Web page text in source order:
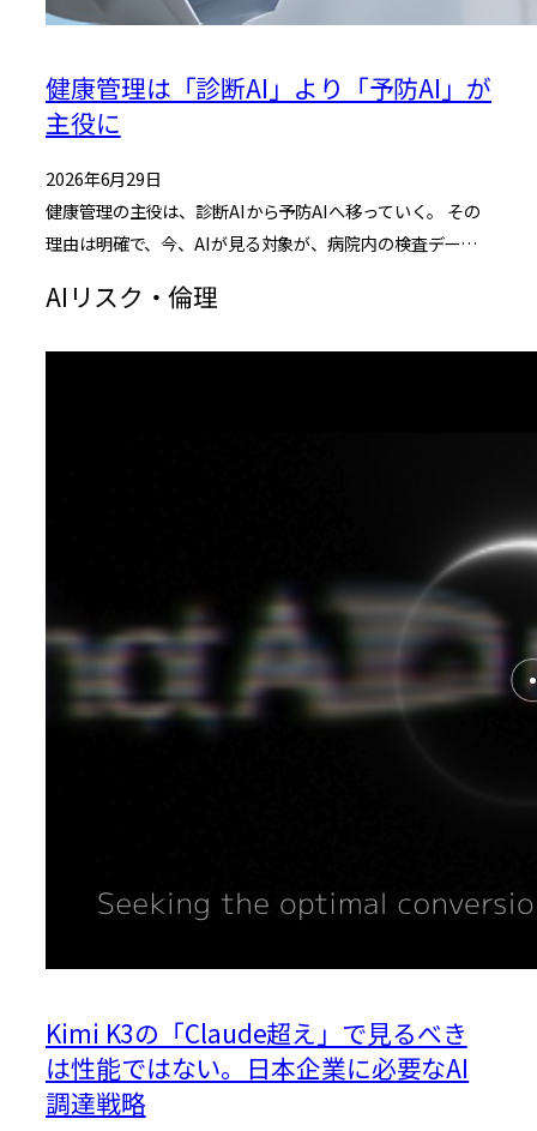
健康管理は「診断AI」より「予防AI」が
主役に
2026年6月29日
健康管理の主役は、診断AIから予防AIへ移っていく。 その
理由は明確で、今、AIが見る対象が、病院内の検査デー…
AIリスク・倫理
Kimi K3の「Claude超え」で見るべき
は性能ではない。日本企業に必要なAI
調達戦略